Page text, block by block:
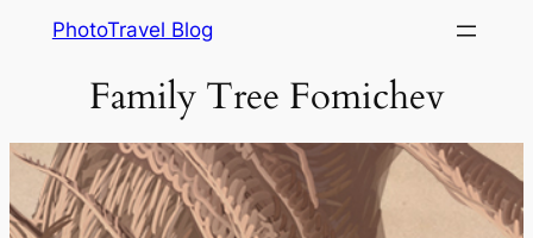
PhotoTravel Blog
Family Tree Fomichev